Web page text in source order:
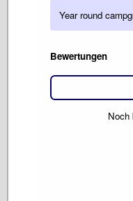
Year round
Bewertungen
Noch